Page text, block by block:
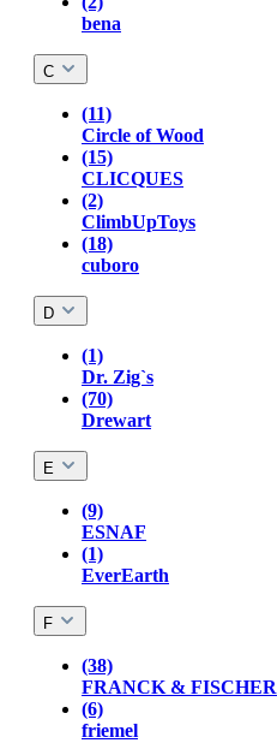
bena
C
(11)
Circle of Wood
(15)
CLICQUES
(2)
ClimbUpToys
(18)
cuboro
D
(1)
Dr. Zig`s
(70)
Drewart
E
(9)
ESNAF
(1)
EverEarth
F
(38)
FRANCK & FISCHER
(6)
friemel